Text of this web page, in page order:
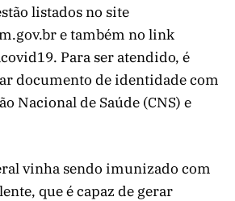
listados no site
e também no link
Para ser atendido, é
documento de identidade com
Nacional de Saúde (CNS) e
vinha sendo imunizado com
que é capaz de gerar